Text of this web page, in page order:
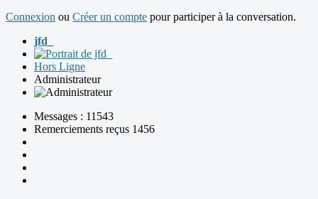
Connexion ou Créer un compte pour participer à la conversation.
jfd_
Hors Ligne
Administrateur
Messages : 11543
Remerciements reçus 1456